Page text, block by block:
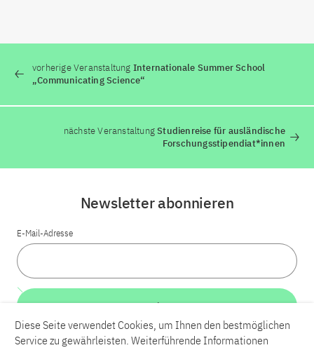
vorherige Veranstaltung Internationale Summer School
„Communicating Science“
nächste VeranstaltungStudienreise für ausländische
Forschungsstipendiat*innen
Newsletter abonnieren
E-Mail-Adresse
Weiter
Diese Seite verwendet Cookies, um Ihnen den bestmöglichen
Service zu gewährleisten. Weiterführende Informationen